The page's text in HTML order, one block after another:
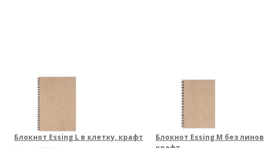
Блокнот Essing L в клетку, крафт
Блокнот Essing M без